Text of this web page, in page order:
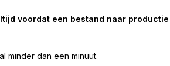
voordat een bestand naar productie
minder dan een minuut.